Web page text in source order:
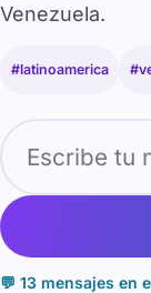
Venezuela.
#latinoamerica
💬 13 mensajes en